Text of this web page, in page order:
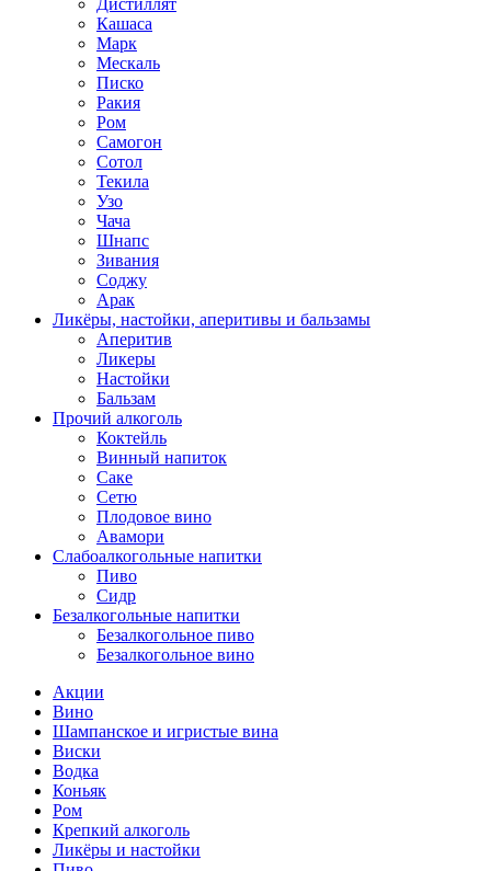
Дистиллят
Кашаса
Марк
Мескаль
Писко
Ракия
Ром
Самогон
Сотол
Текила
Узо
Чача
Шнапс
Зивания
Соджу
Арак
Ликёры, настойки, аперитивы и бальзамы
Аперитив
Ликеры
Настойки
Бальзам
Прочий алкоголь
Коктейль
Винный напиток
Саке
Сетю
Плодовое вино
Авамори
Слабоалкогольные напитки
Пиво
Сидр
Безалкогольные напитки
Безалкогольное пиво
Безалкогольное вино
Акции
Вино
Шампанское и игристые вина
Виски
Водка
Коньяк
Ром
Крепкий алкоголь
Ликёры и настойки